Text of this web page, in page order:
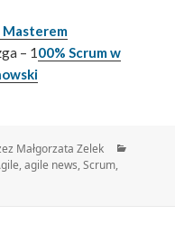
Masterem
– 100% Scrum w
Małgorzata Zelek
,agile news,Scrum,